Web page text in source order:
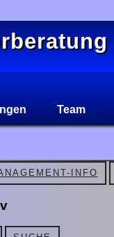
Team
INFO